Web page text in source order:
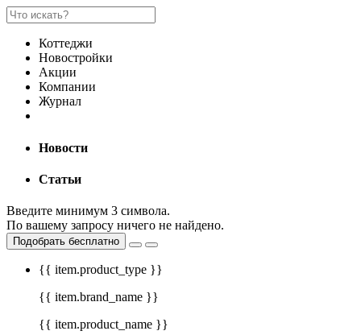
Коттеджи
Новостройки
Акции
Компании
Журнал
Новости
Статьи
Введите минимум 3 символа.
По вашему запросу ничего не найдено.
Подобрать бесплатно
{{ item.product_type }}
{{ item.brand_name }}
{{ item.product_name }}